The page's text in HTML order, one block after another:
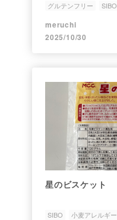
グルテンフリー SIBO
meruchi
2025/10/30
星のビスケット
SIBO 小麦アレルギー